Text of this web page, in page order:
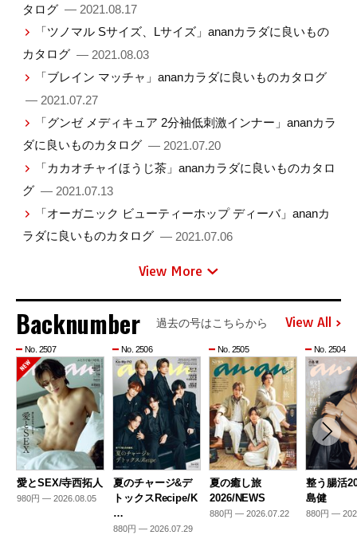
タログ — 2021.08.17
「ツノマル Sサイズ、Lサイズ」ananカラダに良いもの
カタログ — 2021.08.03
「ブレイン マッチャ」ananカラダに良いものカタログ
— 2021.07.27
「グンゼ メディキュア 2分袖低刺激インナー」ananカラ
ダに良いものカタログ — 2021.07.20
「カカオチャイほうじ茶」ananカラダに良いものカタロ
グ — 2021.07.13
「オーガニック ビューティーホップ ディーバ」ananカ
ラダに良いものカタログ — 2021.07.06
View More
Backnumber 過去の号はこちらから View All
No. 2507
愛とSEX/寺西拓人
980円 — 2026.08.05
No. 2506
夏のチャージ&デ
トックスRecipe/K
…
880円 — 2026.07.29
No. 2505
夏の癒し旅
2026/NEWS
880円 — 2026.07.22
No. 2504
整う腸活
島健
880円 —